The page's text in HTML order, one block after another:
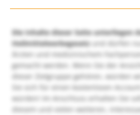
Die Inhalte dieser Seite unterliegen
Heilmittelwerbegesetzund dürfen
Ärzten und medizinischem
gemacht werden. Wenn Sie der
dieser Zielgruppe gehören, würden
Sie sich für einen kostenlosen
würden! Im Anschluss erhalten Sie
diesem und vielen weiteren,